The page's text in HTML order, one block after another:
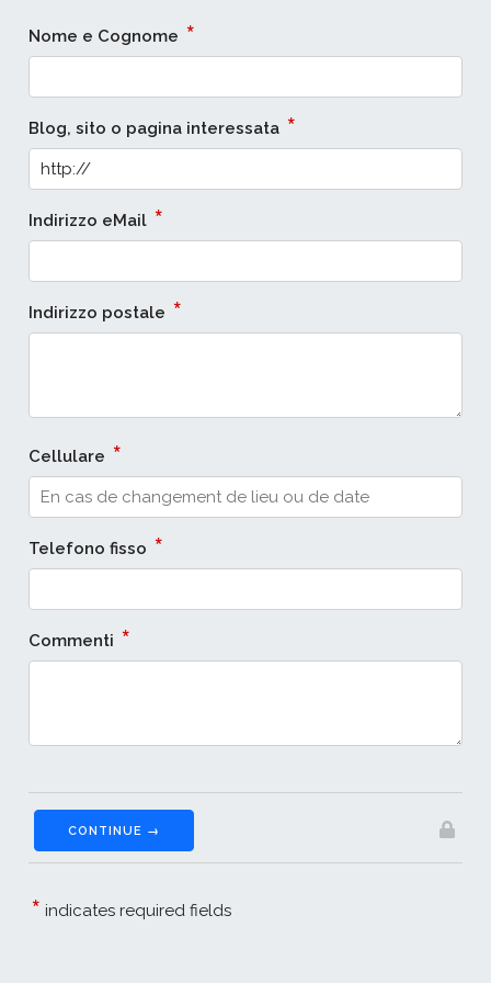
Nome e Cognome *
Blog, sito o pagina interessata *
Indirizzo eMail *
Indirizzo postale *
Cellulare *
Telefono fisso *
Commenti *
CONTINUE →
* indicates required fields